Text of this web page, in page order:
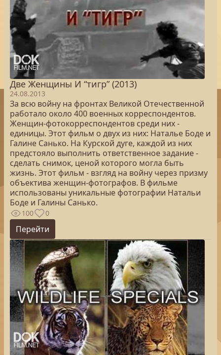
Две Женщины И “тигр” (2013)
24.08.2013
За всю войну на фронтах Великой Отечественной
работало около 400 военных корреспондентов.
Женщин-фотокорреспондентов среди них -
единицы. Этот фильм о двух из них: Наталье Боде и
Галине Санько. На Курской дуге, каждой из них
предстояло выполнить ответственное задание -
сделать снимок, ценой которого могла быть
жизнь. Этот фильм - взгляд на войну через призму
объектива женщин-фотографов. В фильме
использованы уникальные фотографии Натальи
Боде и Галины Санько.
100 0
Перейти